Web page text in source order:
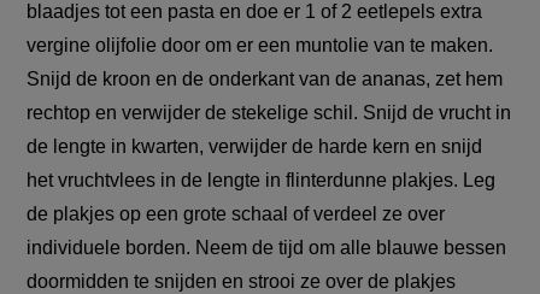
blaadjes tot een pasta en doe er 1 of 2 eetlepels extra
vergine olijfolie door om er een muntolie van te maken.
Snijd de kroon en de onderkant van de ananas, zet hem
rechtop en verwijder de stekelige schil. Snijd de vrucht in
de lengte in kwarten, verwijder de harde kern en snijd
het vruchtvlees in de lengte in flinterdunne plakjes. Leg
de plakjes op een grote schaal of verdeel ze over
individuele borden. Neem de tijd om alle blauwe bessen
doormidden te snijden en strooi ze over de plakjes